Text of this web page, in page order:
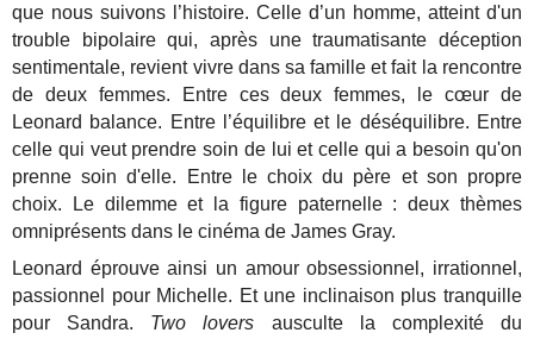
que nous suivons l’histoire. Celle d’un homme, atteint d'un
trouble bipolaire qui, après une traumatisante déception
sentimentale, revient vivre dans sa famille et fait la rencontre
de deux femmes. Entre ces deux femmes, le cœur de
Leonard balance. Entre l’équilibre et le déséquilibre. Entre
celle qui veut prendre soin de lui et celle qui a besoin qu'on
prenne soin d'elle. Entre le choix du père et son propre
choix. Le dilemme et la figure paternelle : deux thèmes
omniprésents dans le cinéma de James Gray.
Leonard éprouve ainsi un amour obsessionnel, irrationnel,
passionnel pour Michelle. Et une inclinaison plus tranquille
pour Sandra. Two lovers ausculte la complexité du